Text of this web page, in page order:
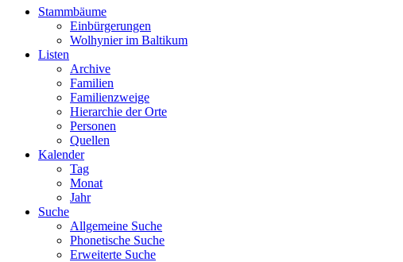
Stammbäume
Einbürgerungen
Wolhynier im Baltikum
Listen
Archive
Familien
Familienzweige
Hierarchie der Orte
Personen
Quellen
Kalender
Tag
Monat
Jahr
Suche
Allgemeine Suche
Phonetische Suche
Erweiterte Suche